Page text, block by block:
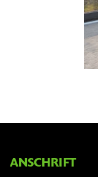
ANSCHRIFT